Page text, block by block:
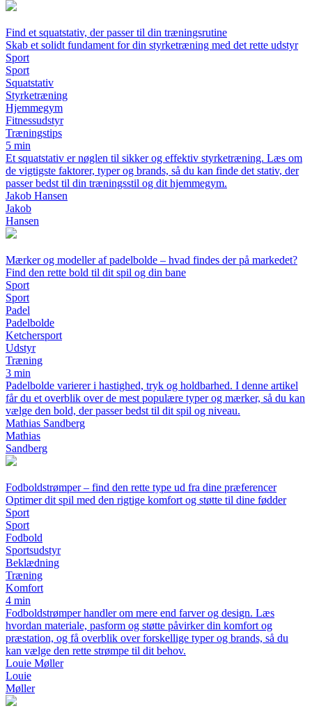
Find et squatstativ, der passer til din træningsrutine
Skab et solidt fundament for din styrketræning med det rette udstyr
Sport
Sport
Squatstativ
Styrketræning
Hjemmegym
Fitnessudstyr
Træningstips
5 min
Et squatstativ er nøglen til sikker og effektiv styrketræning. Læs om
de vigtigste faktorer, typer og brands, så du kan finde det stativ, der
passer bedst til din træningsstil og dit hjemmegym.
Jakob Hansen
Jakob
Hansen
Mærker og modeller af padelbolde – hvad findes der på markedet?
Find den rette bold til dit spil og din bane
Sport
Sport
Padel
Padelbolde
Ketchersport
Udstyr
Træning
3 min
Padelbolde varierer i hastighed, tryk og holdbarhed. I denne artikel
får du et overblik over de mest populære typer og mærker, så du kan
vælge den bold, der passer bedst til dit spil og niveau.
Mathias Sandberg
Mathias
Sandberg
Fodboldstrømper – find den rette type ud fra dine præferencer
Optimer dit spil med den rigtige komfort og støtte til dine fødder
Sport
Sport
Fodbold
Sportsudstyr
Beklædning
Træning
Komfort
4 min
Fodboldstrømper handler om mere end farver og design. Læs
hvordan materiale, pasform og støtte påvirker din komfort og
præstation, og få overblik over forskellige typer og brands, så du
kan vælge den rette strømpe til dit behov.
Louie Møller
Louie
Møller